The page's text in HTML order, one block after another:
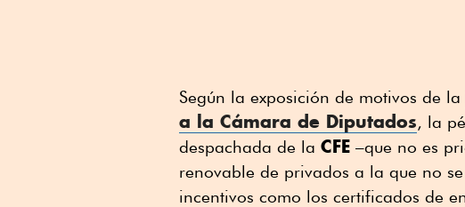
Según la exposición de motivos de la
a la Cámara de Diputados, la
despachada de la CFE –que no es
renovable de privados a la que no
incentivos como los certificados de